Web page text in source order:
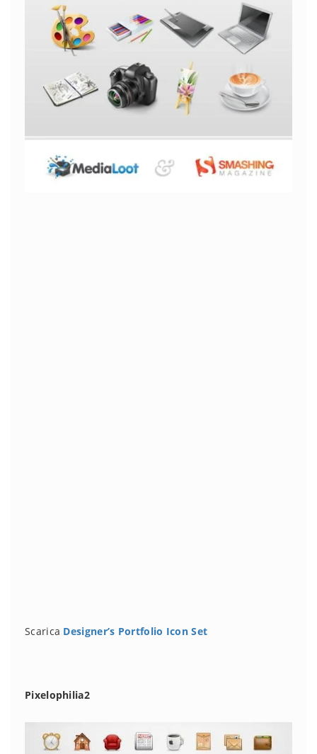
Scarica Designer’s Portfolio Icon Set
Pixelophilia2